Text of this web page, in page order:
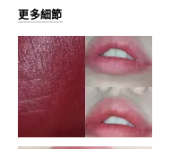
更多細節